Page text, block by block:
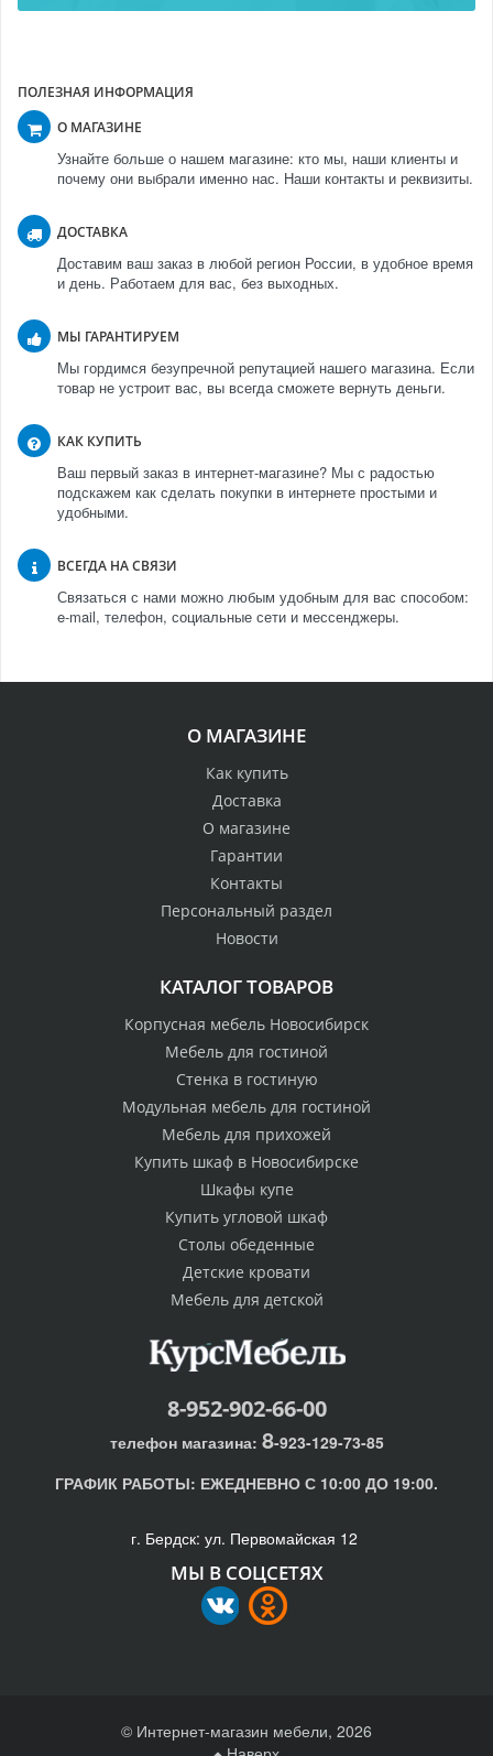
ПОЛЕЗНАЯ ИНФОРМАЦИЯ
О МАГАЗИНЕ
Узнайте больше о нашем магазине: кто мы, наши клиенты и
почему они выбрали именно нас. Наши контакты и реквизиты.
ДОСТАВКА
Доставим ваш заказ в любой регион России, в удобное время
и день. Работаем для вас, без выходных.
МЫ ГАРАНТИРУЕМ
Мы гордимся безупречной репутацией нашего магазина. Если
товар не устроит вас, вы всегда сможете вернуть деньги.
КАК КУПИТЬ
Ваш первый заказ в интернет-магазине? Мы с радостью
подскажем как сделать покупки в интернете простыми и
удобными.
ВСЕГДА НА СВЯЗИ
Связаться с нами можно любым удобным для вас способом:
e-mail, телефон, социальные сети и мессенджеры.
О МАГАЗИНЕ
Как купить
Доставка
О магазине
Гарантии
Контакты
Персональный раздел
Новости
КАТАЛОГ ТОВАРОВ
Корпусная мебель Новосибирск
Мебель для гостиной
Стенка в гостиную
Модульная мебель для гостиной
Мебель для прихожей
Купить шкаф в Новосибирске
Шкафы купе
Купить угловой шкаф
Столы обеденные
Детские кровати
Мебель для детской
8-952-902-66-00
телефон магазина: 8-923-129-73-85
ГРАФИК РАБОТЫ: ЕЖЕДНЕВНО С 10:00 ДО 19:00.
г. Бердск: ул. Первомайская 12
МЫ В СОЦСЕТЯХ
© Интернет-магазин мебели, 2026